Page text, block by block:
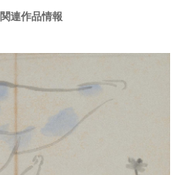
関連作品情報